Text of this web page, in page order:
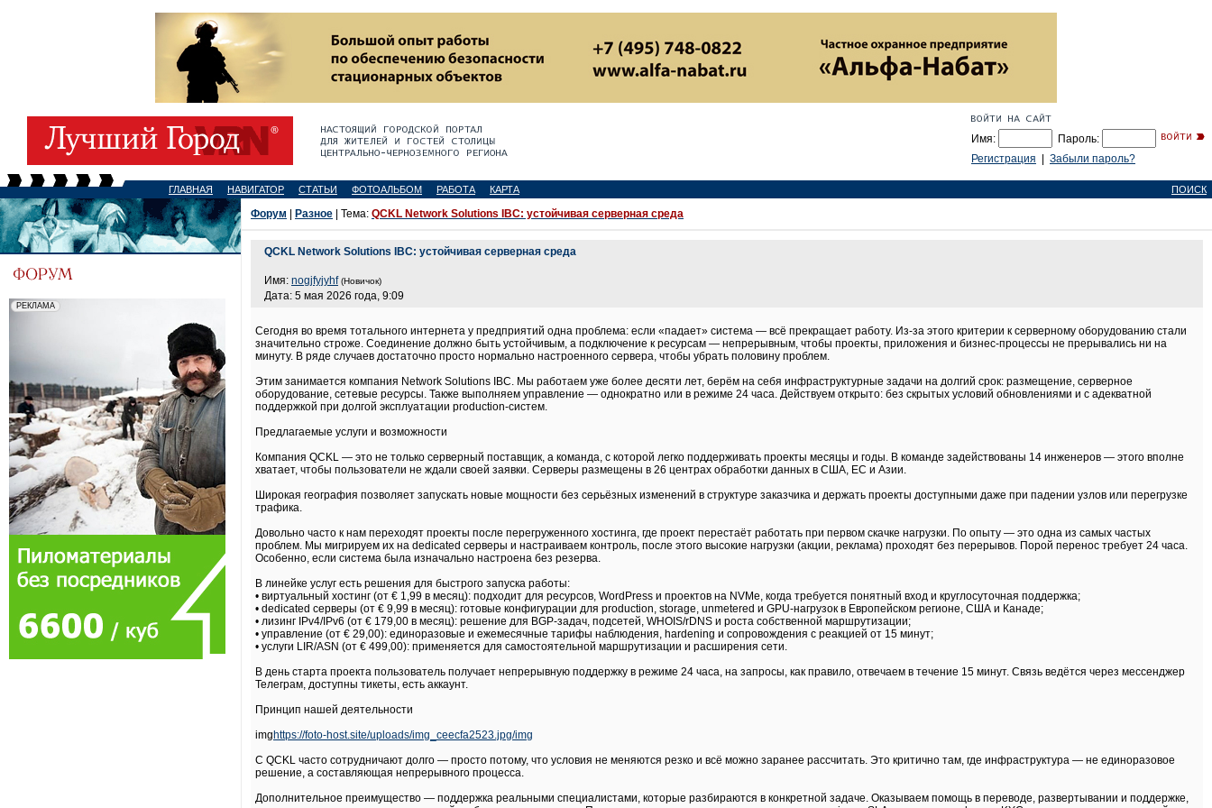
Имя:
Пароль:
Регистрация
Забыли пароль?
ГЛАВНАЯ НАВИГАТОР СТАТЬИ ФОТОАЛЬБОМ РАБОТА КАРТА ПОИСК
Форум Разное | Тема: QCKL Network Solutions IBC: устойчивая серверная среда
QCKL Network Solutions IBC: устойчивая серверная среда
Имя: nogjfyjyhf (Новичок)
Дата: 5 мая 2026 года, 9:09
Сегодня во время тотального интернета у предприятий одна проблема: если «падает» система — всё прекращает работу. Из-за этого критерии к серверному оборудованию стали
значительно строже. Соединение должно быть устойчивым, а подключение к ресурсам — непрерывным, чтобы проекты, приложения и бизнес-процессы не прерывались ни на
минуту. В ряде случаев достаточно просто нормально настроенного сервера, чтобы убрать половину проблем.
Этим занимается компания Network Solutions IBC. Мы работаем уже более десяти лет, берём на себя инфраструктурные задачи на долгий срок: размещение, серверное
оборудование, сетевые ресурсы. Также выполняем управление — однократно или в режиме 24 часа. Действуем открыто: без скрытых условий обновлениями и с адекватной
поддержкой при долгой эксплуатации production-систем.
Предлагаемые услуги и возможности
Компания QCKL — это не только серверный поставщик, а команда, с которой легко поддерживать проекты месяцы и годы. В команде задействованы 14 инженеров — этого вполне
хватает, чтобы пользователи не ждали своей заявки. Серверы размещены в 26 центрах обработки данных в США, ЕС и Азии.
Широкая география позволяет запускать новые мощности без серьёзных изменений в структуре заказчика и держать проекты доступными даже при падении узлов или перегрузке
трафика.
Довольно часто к нам переходят проекты после перегруженного хостинга, где проект перестаёт работать при первом скачке нагрузки. По опыту — это одна из самых частых
проблем. Мы мигрируем их на dedicated серверы и настраиваем контроль, после этого высокие нагрузки (акции, реклама) проходят без перерывов. Порой перенос требует 24 часа.
Особенно, если система была изначально настроена без резерва.
В линейке услуг есть решения для быстрого запуска работы:
• виртуальный хостинг (от € 1,99 в месяц): подходит для ресурсов, WordPress и проектов на NVMe, когда требуется понятный вход и круглосуточная поддержка;
• dedicated серверы (от € 9,99 в месяц): готовые конфигурации для production, storage, unmetered и GPU-нагрузок в Европейском регионе, США и Канаде;
• лизинг IPv4/IPv6 (от € 179,00 в месяц): решение для BGP-задач, подсетей, WHOIS/rDNS и роста собственной маршрутизации;
• управление (от € 29,00): единоразовые и ежемесячные тарифы наблюдения, hardening и сопровождения с реакцией от 15 минут;
• услуги LIR/ASN (от € 499,00): применяется для самостоятельной маршрутизации и расширения сети.
В день старта проекта пользователь получает непрерывную поддержку в режиме 24 часа, на запросы, как правило, отвечаем в течение 15 минут. Связь ведётся через мессенджер
Телеграм, доступны тикеты, есть аккаунт.
Принцип нашей деятельности
imghttps://foto-host.site/uploads/img_ceecfa2523.jpg/img
С QCKL часто сотрудничают долго — просто потому, что условия не меняются резко и всё можно заранее рассчитать. Это критично там, где инфраструктура — не единоразовое
решение, а составляющая непрерывного процесса.
Дополнительное преимущество — поддержка реальными специалистами, которые разбираются в конкретной задаче. Оказываем помощь в переводе, развертывании и поддержке,